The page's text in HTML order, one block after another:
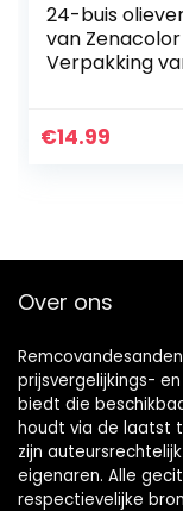
24-buis
van
Verpakking
niet-toxische
€14.99
Over ons
prijsvergelijkings-
biedt die
houdt via de laatst
zijn
eigenaren. Alle
respectievelijke